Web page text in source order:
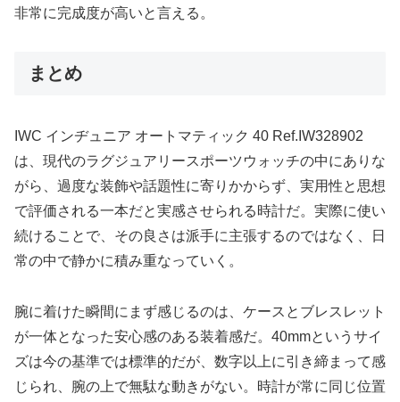
非常に完成度が高いと言える。
まとめ
IWC インヂュニア オートマティック 40 Ref.IW328902
は、現代のラグジュアリースポーツウォッチの中にありな
がら、過度な装飾や話題性に寄りかからず、実用性と思想
で評価される一本だと実感させられる時計だ。実際に使い
続けることで、その良さは派手に主張するのではなく、日
常の中で静かに積み重なっていく。
腕に着けた瞬間にまず感じるのは、ケースとブレスレット
が一体となった安心感のある装着感だ。40mmというサイ
ズは今の基準では標準的だが、数字以上に引き締まって感
じられ、腕の上で無駄な動きがない。時計が常に同じ位置